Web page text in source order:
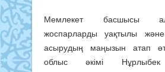
Мемлекет басшысы
жоспарларды уақтылы
асырудың маңызын атап
облыс әкімі Нұрлыбек